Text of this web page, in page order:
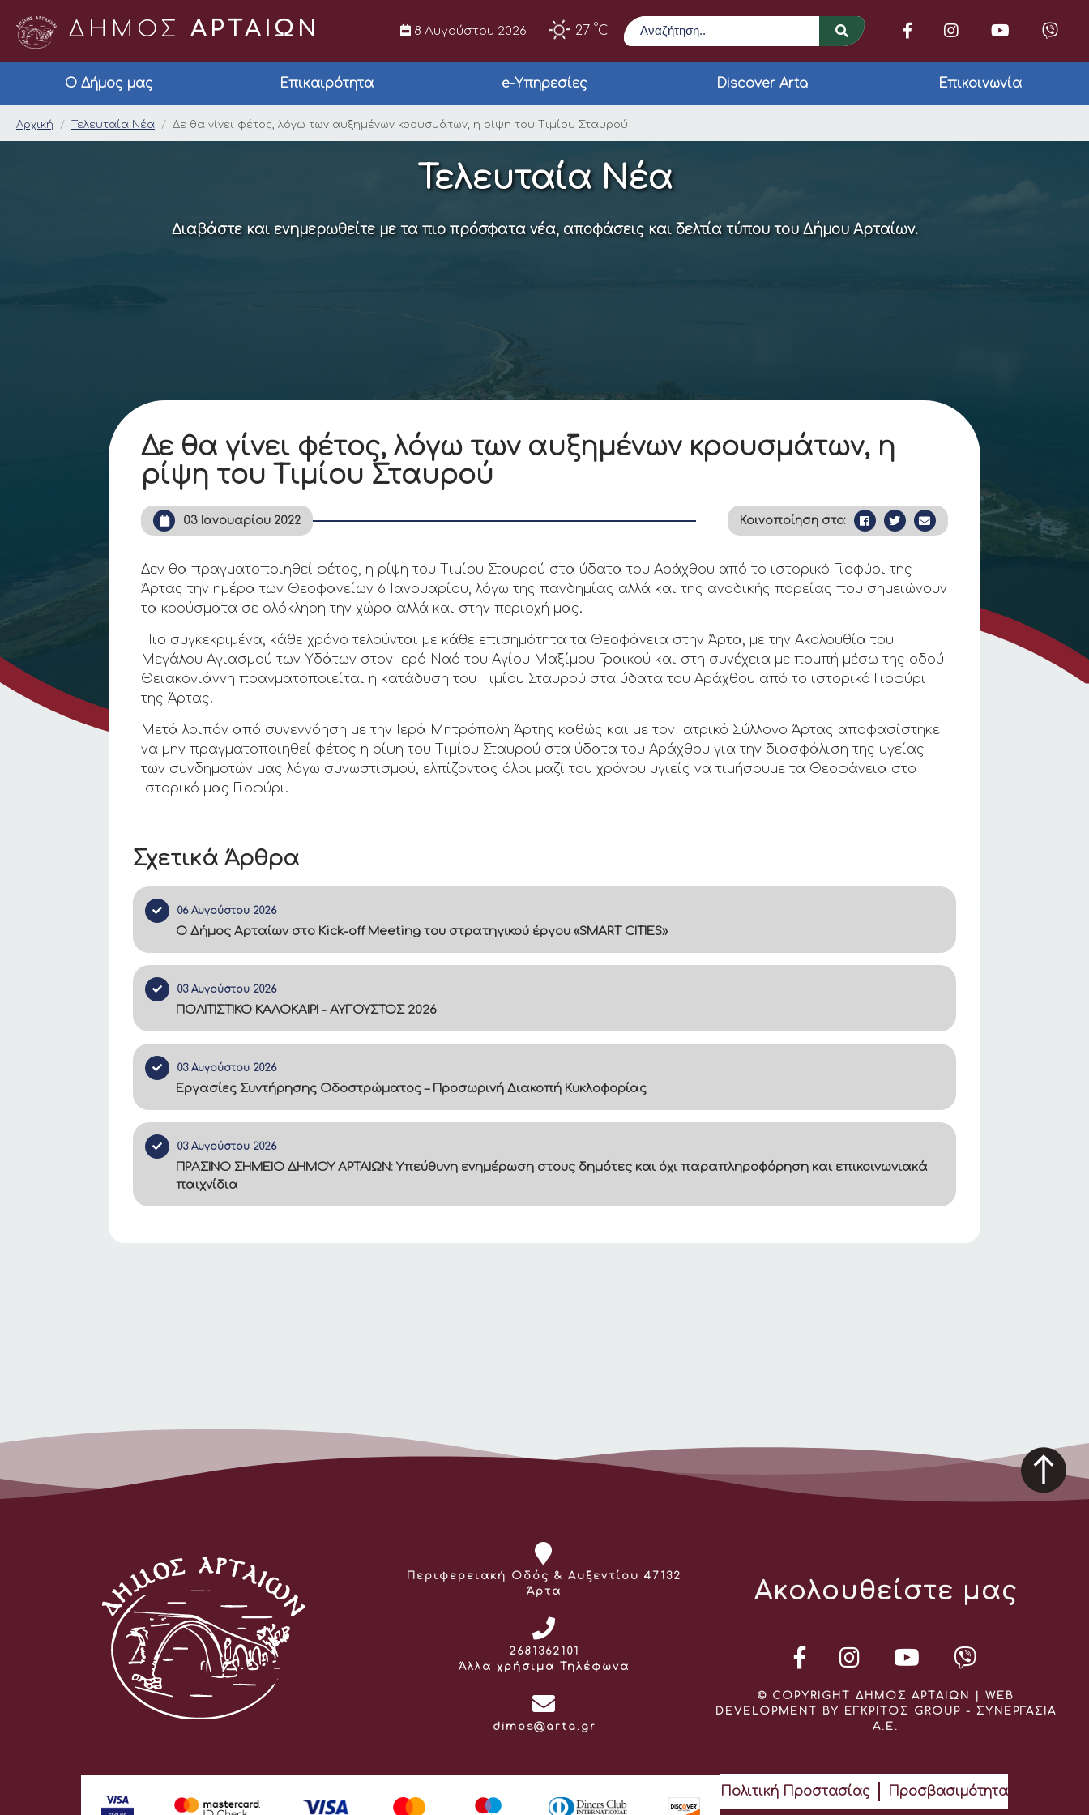
ΔΗΜΟΣ ΑΡΤΑΙΩΝ 8 Αυγούστου 2026 27 °C
Αναζήτηση
Ο Δήμος μας Επικαιρότητα e-Υπηρεσίες Discover Arta Επικοινωνία
Δε θα γίνει φέτος, λόγω των αυξημένων κρουσμάτων, η ρίψη
Αρχική Τελευταία Νέα Δε θα γίνει φέτος, λόγω των αυξημένων κρουσμάτων, η ρίψη του Τιμίου Σταυρού
Τελευταία Νέα
Διαβάστε και ενημερωθείτε με τα πιο πρόσφατα νέα, αποφάσεις και δελτία τύπου του Δήμου Αρταίων.
Σχετικά Άρθρα
06 Αυγούστου 2026
Ο Δήμος Αρταίων στο Kick-off Meeting του στρατηγικού έργου «SMART CITIES»
03 Αυγούστου 2026
ΠΟΛΙΤΙΣΤΙΚΟ ΚΑΛΟΚΑΙΡΙ - ΑΥΓΟΥΣΤΟΣ 2026
03 Αυγούστου 2026
Εργασίες Συντήρησης Οδοστρώματος – Προσωρινή Διακοπή Κυκλοφορίας
03 Αυγούστου 2026
ΠΡΑΣΙΝΟ ΣΗΜΕΙΟ ΔΗΜΟΥ ΑΡΤΑΙΩΝ: Υπεύθυνη ενημέρωση στους δημότες και όχι παραπληροφόρηση και επικοινωνιακά
παιχνίδια
Δε θα γίνει φέτος, λόγω των αυξημένων κρουσμάτων, η
ρίψη του Τιμίου Σταυρού
03 Ιανουαρίου 2022 Κοινοποίηση στο:
Δεν θα πραγματοποιηθεί φέτος, η ρίψη του Τιμίου Σταυρού στα ύδατα του Αράχθου από το ιστορικό Γιοφύρι της
Άρτας την ημέρα των Θεοφανείων 6 Ιανουαρίου, λόγω της πανδημίας αλλά και της ανοδικής πορείας που σημειώνουν
τα κρούσματα σε ολόκληρη την χώρα αλλά και στην περιοχή μας.
Πιο συγκεκριμένα, κάθε χρόνο τελούνται με κάθε επισημότητα τα Θεοφάνεια στην Άρτα, με την Ακολουθία του
Μεγάλου Αγιασμού των Υδάτων στον Ιερό Ναό του Αγίου Μαξίμου Γραικού και στη συνέχεια με πομπή μέσω της οδού
Θειακογιάννη πραγματοποιείται η κατάδυση του Τιμίου Σταυρού στα ύδατα του Αράχθου από το ιστορικό Γιοφύρι
της Άρτας.
Μετά λοιπόν από συνεννόηση με την Ιερά Μητρόπολη Άρτης καθώς και με τον Ιατρικό Σύλλογο Άρτας αποφασίστηκε
να μην πραγματοποιηθεί φέτος η ρίψη του Τιμίου Σταυρού στα ύδατα του Αράχθου για την διασφάλιση της υγείας
των συνδημοτών μας λόγω συνωστισμού, ελπίζοντας όλοι μαζί του χρόνου υγιείς να τιμήσουμε τα Θεοφάνεια στο
Ιστορικό μας Γιοφύρι.
Διεύθυνση:
Περιφερειακή Οδός & Αυξεντίου 47132
Άρτα
Τηλέφωνο:
2681362101
Άλλα χρήσιμα Τηλέφωνα
Email:
dimos@arta.gr
Ακολουθείστε μας
© COPYRIGHT ΔΗΜΟΣ ΑΡΤΑΙΩΝ | WEB
DEVELOPMENT BY ΕΓΚΡΙΤΟΣ GROUP - ΣΥΝΕΡΓΑΣΙΑ
Α.Ε.
Πολιτική Προστασίας Προσβασιμότητα